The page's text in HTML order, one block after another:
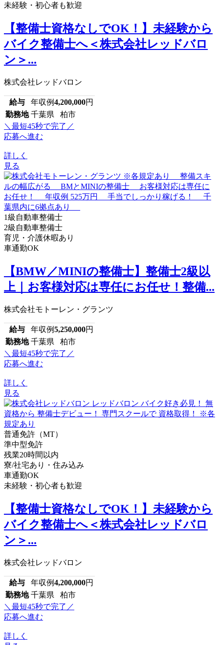
未経験・初心者も歓迎
【整備士資格なしでOK！】未経験から
バイク整備士へ＜株式会社レッドバロ
ン＞...
株式会社レッドバロン
給与 年収例4,200,000円
勤務地 千葉県 柏市
＼最短45秒で完了／
応募へ進む
詳しく
見る
1級自動車整備士
2級自動車整備士
育児・介護休暇あり
車通勤OK
【BMW／MINIの整備士】整備士2級以
上｜お客様対応は専任にお任せ！整備...
株式会社モトーレン・グランツ
給与 年収例5,250,000円
勤務地 千葉県 柏市
＼最短45秒で完了／
応募へ進む
詳しく
見る
普通免許（MT）
準中型免許
残業20時間以内
寮/社宅あり・住み込み
車通勤OK
未経験・初心者も歓迎
【整備士資格なしでOK！】未経験から
バイク整備士へ＜株式会社レッドバロ
ン＞...
株式会社レッドバロン
給与 年収例4,200,000円
勤務地 千葉県 柏市
＼最短45秒で完了／
応募へ進む
詳しく